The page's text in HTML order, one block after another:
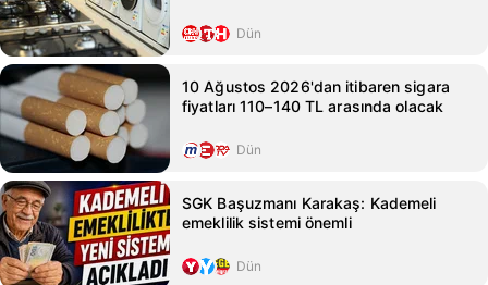
Dün
10 Ağustos 2026'dan itibaren sigara
fiyatları 110–140 TL arasında olacak
Dün
SGK Başuzmanı Karakaş: Kademeli
emeklilik sistemi önemli
Dün